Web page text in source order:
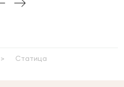
Статица